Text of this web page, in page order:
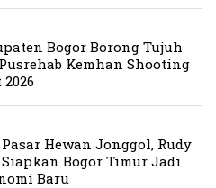
Bogor Borong Tujuh
Kemhan Shooting
Hewan Jonggol, Rudy
Bogor Timur Jadi
Baru